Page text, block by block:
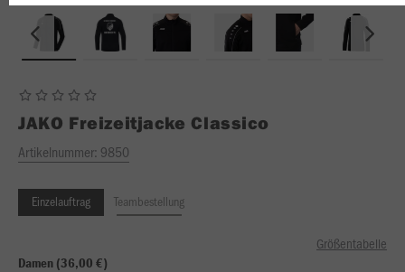
JAKO Freizeitjacke Classico
Artikelnummer: 9850
Einzelauftrag Teambestellung
Größentabelle
Damen (36,00 €)